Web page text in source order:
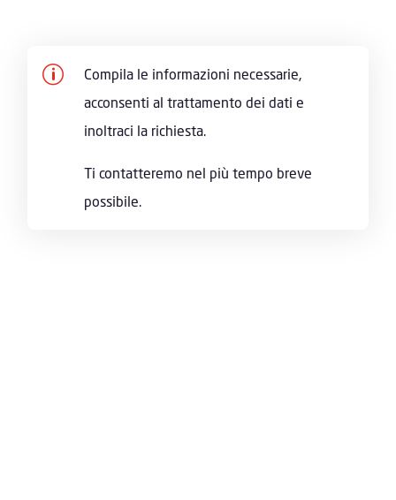
p
Compila le informazioni necessarie,
acconsenti al trattamento dei dati e
inoltraci la richiesta.
Ti contatteremo nel più tempo breve
possibile.